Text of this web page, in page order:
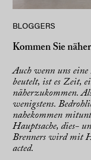
BLOGGERS
Kommen Sie
Auch wenn uns
beutelt, ist es Zeit,
näherzukommen.
wenigstens.
nahekommen
Hauptsache, dies-
Brenners wird mit
acted.